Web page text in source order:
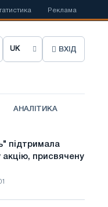
в Сполученому
Реклама
О
р
и
ВХІД
АНАЛІТИКА
підтримала
акцію, присвячену